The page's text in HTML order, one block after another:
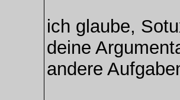
ich glaube,
deine
andere